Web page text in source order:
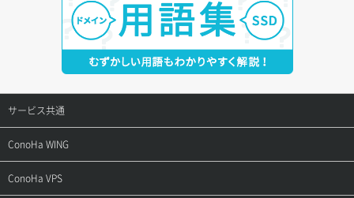
サービス共通
サポートトップ
ご契約・お支払い
ConoHa WING
サポートトップ
ConoHa VPS